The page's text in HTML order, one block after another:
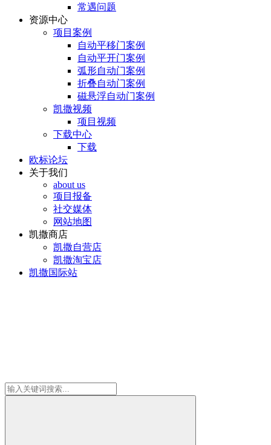
常遇问题
资源中心
项目案例
自动平移门案例
自动平开门案例
弧形自动门案例
折叠自动门案例
磁悬浮自动门案例
凯撒视频
项目视频
下载中心
下载
欧标论坛
关于我们
about us
项目报备
社交媒体
网站地图
凯撒商店
凯撒自营店
凯撒淘宝店
凯撒国际站